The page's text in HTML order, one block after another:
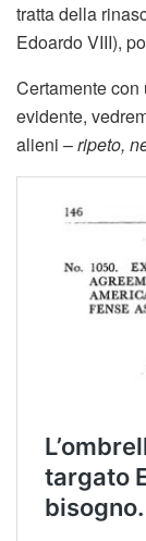
tratta della
Edoardo VIII),
Certamente
evidente,
alieni –ripeto,